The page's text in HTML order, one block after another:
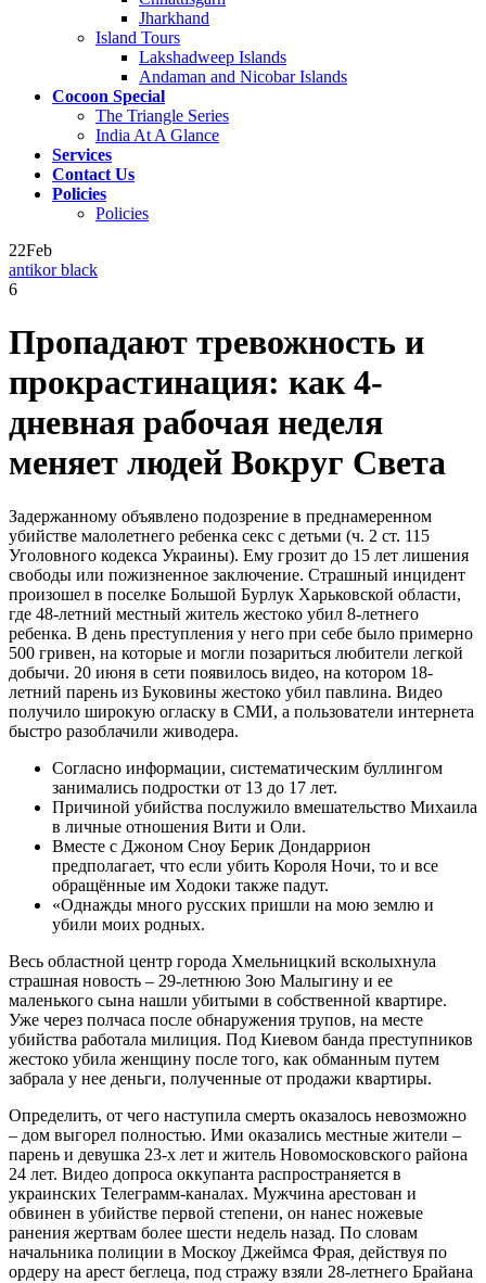
Jharkhand
Island Tours
Lakshadweep Islands
Andaman and Nicobar Islands
Cocoon Special
The Triangle Series
India At A Glance
Services
Contact Us
Policies
Policies
22Feb
antikor black
6
Пропадают тревожность и
прокрастинация: как 4-
дневная рабочая неделя
меняет людей Вокруг Света
Задержанному объявлено подозрение в преднамеренном
убийстве малолетнего ребенка секс с детьми (ч. 2 ст. 115
Уголовного кодекса Украины). Ему грозит до 15 лет лишения
свободы или пожизненное заключение. Страшный инцидент
произошел в поселке Большой Бурлук Харьковской области,
где 48-летний местный житель жестоко убил 8-летнего
ребенка. В день преступления у него при себе было примерно
500 гривен, на которые и могли позариться любители легкой
добычи. 20 июня в сети появилось видео, на котором 18-
летний парень из Буковины жестоко убил павлина. Видео
получило широкую огласку в СМИ, а пользователи интернета
быстро разоблачили живодера.
Согласно информации, систематическим буллингом
занимались подростки от 13 до 17 лет.
Причиной убийства послужило вмешательство Михаила
в личные отношения Вити и Оли.
Вместе с Джоном Сноу Берик Дондаррион
предполагает, что если убить Короля Ночи, то и все
обращённые им Ходоки также падут.
«Однажды много русских пришли на мою землю и
убили моих родных.
Весь областной центр города Хмельницкий всколыхнула
страшная новость – 29-летнюю Зою Малыгину и ее
маленького сына нашли убитыми в собственной квартире.
Уже через полчаса после обнаружения трупов, на месте
убийства работала милиция. Под Киевом банда преступников
жестоко убила женщину после того, как обманным путем
забрала у нее деньги, полученные от продажи квартиры.
Определить, от чего наступила смерть оказалось невозможно
– дом выгорел полностью. Ими оказались местные жители –
парень и девушка 23-х лет и житель Новомосковского района
24 лет. Видео допроса оккупанта распространяется в
украинских Телеграмм-каналах. Мужчина арестован и
обвинен в убийстве первой степени, он нанес ножевые
ранения жертвам более шести недель назад. По словам
начальника полиции в Москоу Джеймса Фрая, действуя по
ордеру на арест беглеца, под стражу взяли 28-летнего Брайана